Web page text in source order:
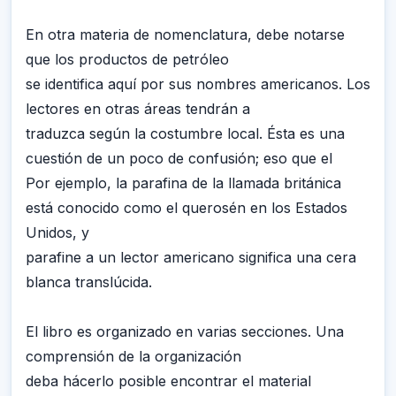
En otra materia de nomenclatura, debe notarse
que los productos de petróleo
se identifica aquí por sus nombres americanos. Los
lectores en otras áreas tendrán a
traduzca según la costumbre local. Ésta es una
cuestión de un poco de confusión; eso que el
Por ejemplo, la parafina de la llamada británica
está conocido como el querosén en los Estados
Unidos, y
parafine a un lector americano significa una cera
blanca translúcida.
El libro es organizado en varias secciones. Una
comprensión de la organización
deba hácerlo posible encontrar el material